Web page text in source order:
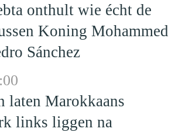
onthult wie écht de
Koning Mohammed
Sánchez
laten Marokkaans
links liggen na